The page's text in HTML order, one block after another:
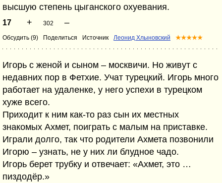
высшую степень цыганского охуевания.
17 + 302 –
Обсудить (9) Поделиться Источник Леонид Хлыновский ★★★★★
Игорь с женой и сыном – москвичи. Но живут с
недавних пор в Фетхие. Учат турецкий. Игорь много
работает на удаленке, у него успехи в турецком
хуже всего.
Приходит к ним как-то раз сын их местных
знакомых Ахмет, поиграть с малым на приставке.
Играли долго, так что родители Ахмета позвонили
Игорю – узнать, не у них ли блудное чадо.
Игорь берет трубку и отвечает: «Ахмет, это …
пиздодёр.»